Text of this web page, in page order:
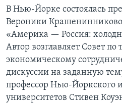
Перейти
поиск
ПОЧЕМУ ЭТО ВАЖНО?
ДИСКУССИЯ VOA
ДЕТАЛИ
НЬЮ-ЙОРК NEW YORK
АМЕРИКА. БОЛЬШОЕ
А КАК В АМЕРИКЕ?
АРТЕФАКТЫ
АМЕРИКАНСКИЕ ГОРОДКИ
ТЕСТЫ
ФАКТЫ ПРОТИВ ФЕЙКОВ
ЗА СВОБОДУ ПРЕССЫ
УЧИМ АНГЛИЙСКИЙ
ВИДЕО
ПОДПИСКА НА НОВОСТИ
В Нью-Йорке состоялась
Вероники
«Америка — Россия:
Автор возглавляет Совет по
экономическому
дискуссии на заданную
профессор Нью-Йоркского
университетов Стивен